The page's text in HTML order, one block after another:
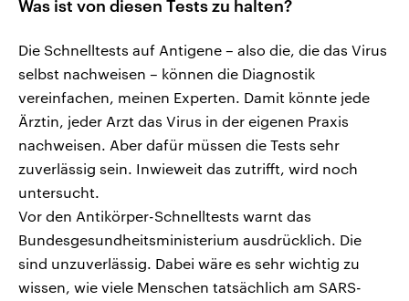
Was ist von diesen Tests zu halten?
Die Schnelltests auf Antigene – also die, die das Virus
selbst nachweisen – können die Diagnostik
vereinfachen, meinen Experten. Damit könnte jede
Ärztin, jeder Arzt das Virus in der eigenen Praxis
nachweisen. Aber dafür müssen die Tests sehr
zuverlässig sein. Inwieweit das zutrifft, wird noch
untersucht.
Vor den Antikörper-Schnelltests warnt das
Bundesgesundheitsministerium ausdrücklich. Die
sind unzuverlässig. Dabei wäre es sehr wichtig zu
wissen, wie viele Menschen tatsächlich am SARS-